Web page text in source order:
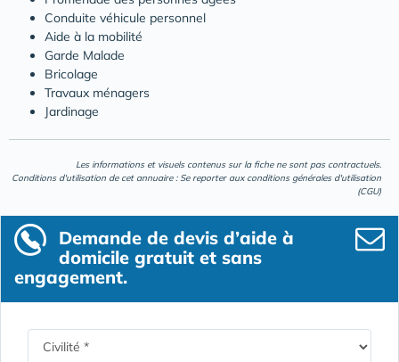
Conduite véhicule personnel
Aide à la mobilité
Garde Malade
Bricolage
Travaux ménagers
Jardinage
Les informations et visuels contenus sur la fiche ne sont pas contractuels.
Conditions d'utilisation de cet annuaire : Se reporter aux conditions générales d'utilisation
(CGU)
Demande de devis d’aide à
domicile gratuit et sans
engagement.